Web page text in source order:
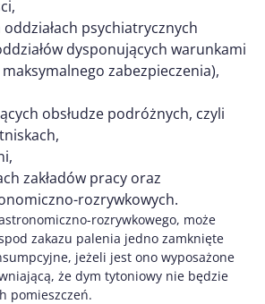
psychiatrycznych
dysponujących warunkami
zabezpieczenia),
obsłudze podróżnych, czyli
zakładów pracy oraz
rozrywkowych.
rozrywkowego, może
zakazu palenia jedno zamknięte
jeżeli jest ono wyposażone
że dym tytoniowy nie będzie
pomieszczeń.